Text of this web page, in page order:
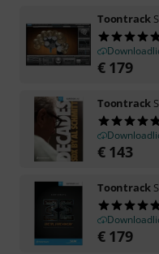
Toontrack
€ 179
Toontrack
€ 143
Toontrack
€ 179